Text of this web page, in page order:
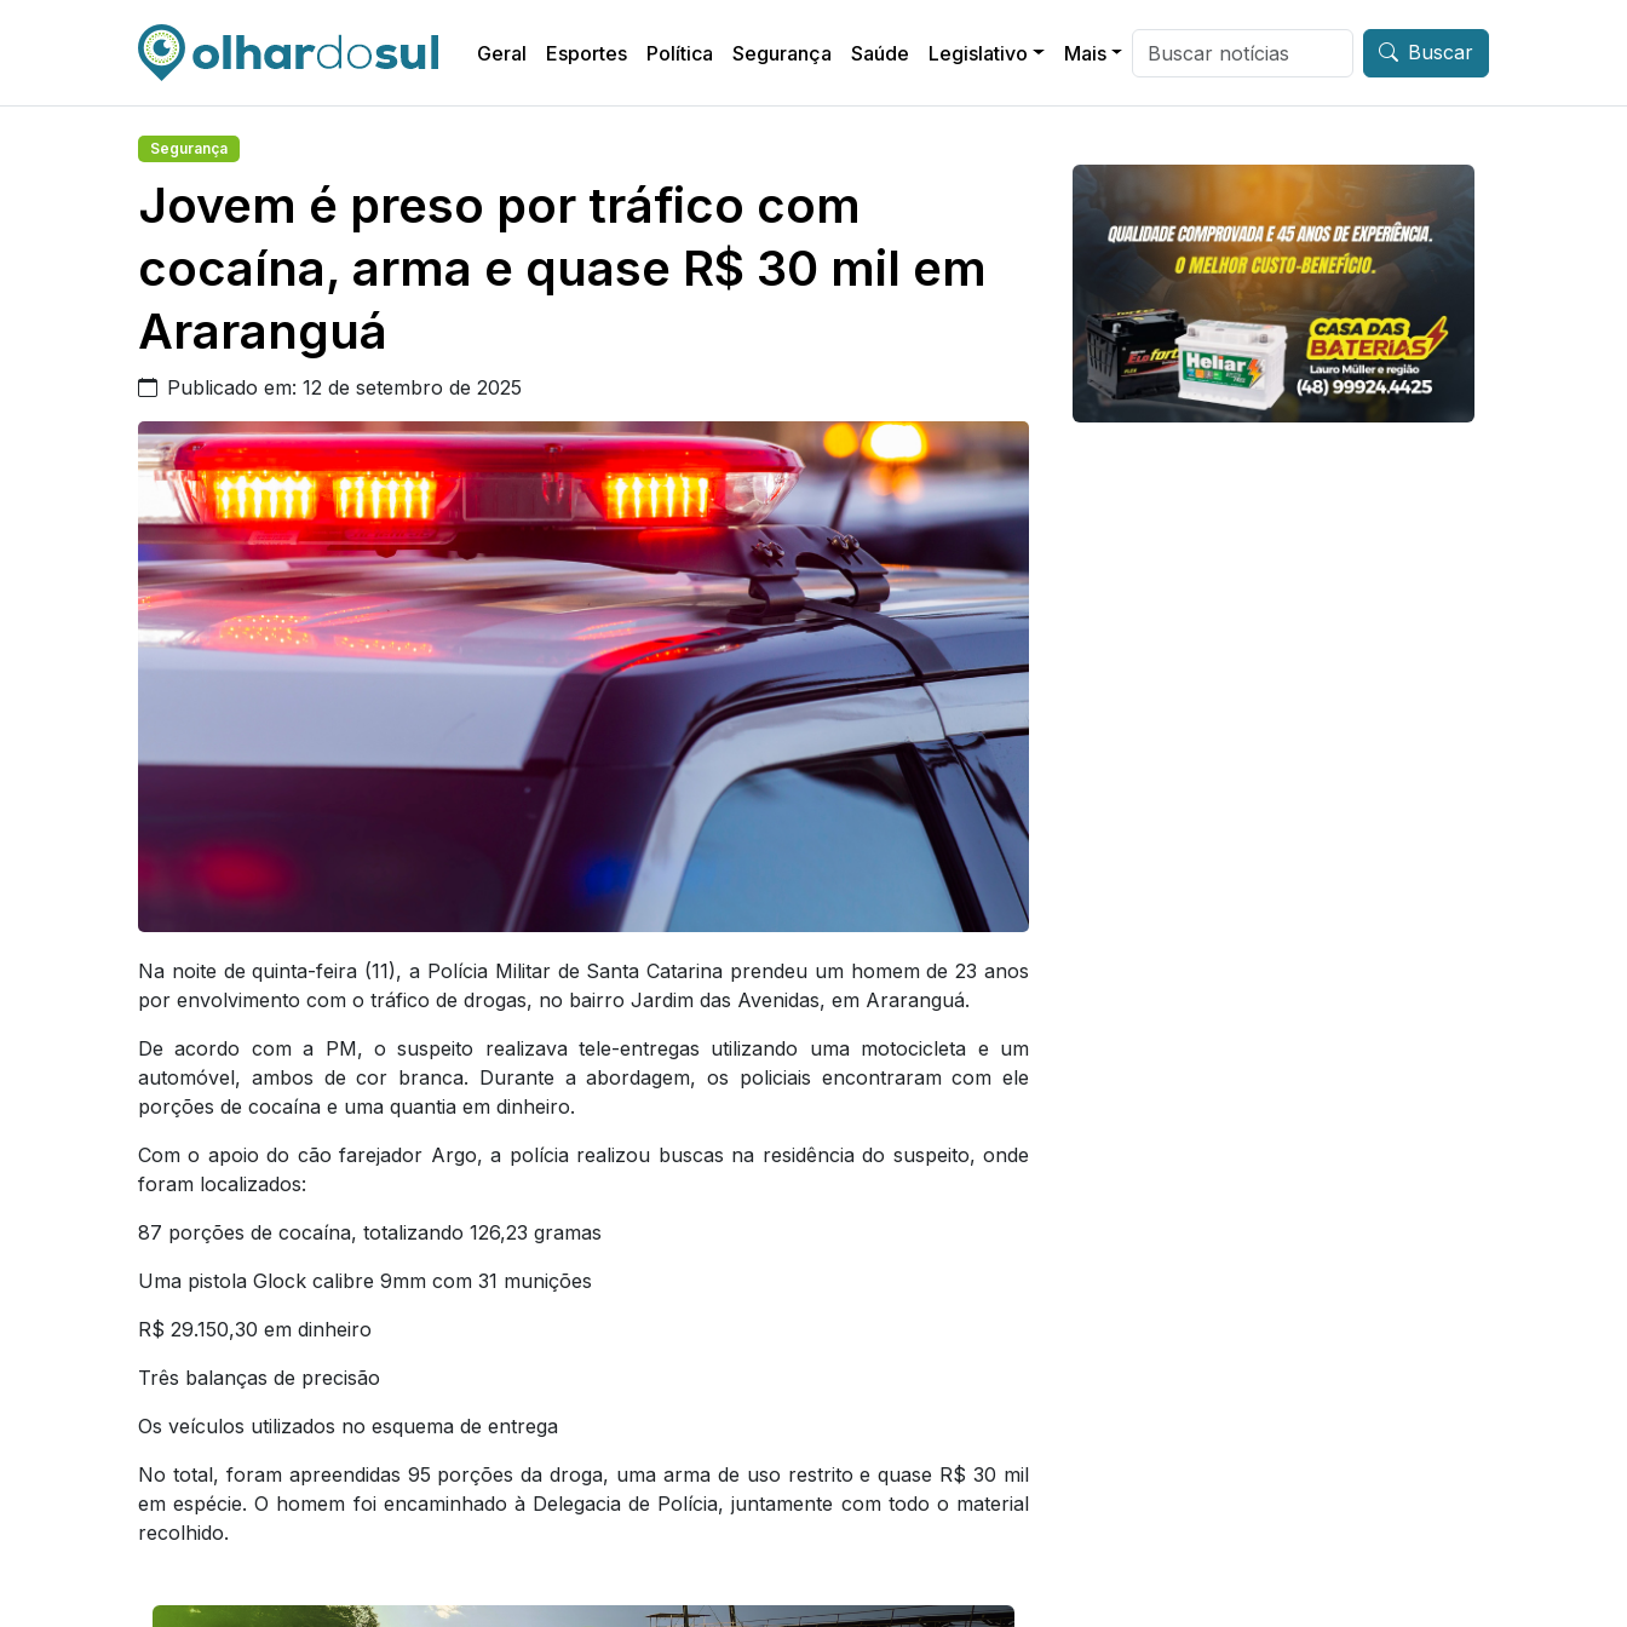
Geral Esportes Política Segurança Saúde Legislativo Mais Buscar
Segurança
Jovem é preso por tráfico com
cocaína, arma e quase R$ 30 mil em
Araranguá
Publicado em: 12 de setembro de 2025
Na noite de quinta-feira (11), a Polícia Militar de Santa Catarina prendeu um homem de 23 anos
por envolvimento com o tráfico de drogas, no bairro Jardim das Avenidas, em Araranguá.
De acordo com a PM, o suspeito realizava tele-entregas utilizando uma motocicleta e um
automóvel, ambos de cor branca. Durante a abordagem, os policiais encontraram com ele
porções de cocaína e uma quantia em dinheiro.
Com o apoio do cão farejador Argo, a polícia realizou buscas na residência do suspeito, onde
foram localizados:
87 porções de cocaína, totalizando 126,23 gramas
Uma pistola Glock calibre 9mm com 31 munições
R$ 29.150,30 em dinheiro
Três balanças de precisão
Os veículos utilizados no esquema de entrega
No total, foram apreendidas 95 porções da droga, uma arma de uso restrito e quase R$ 30 mil
em espécie. O homem foi encaminhado à Delegacia de Polícia, juntamente com todo o material
recolhido.